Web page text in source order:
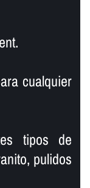
cualquier
tipos de
pulidos